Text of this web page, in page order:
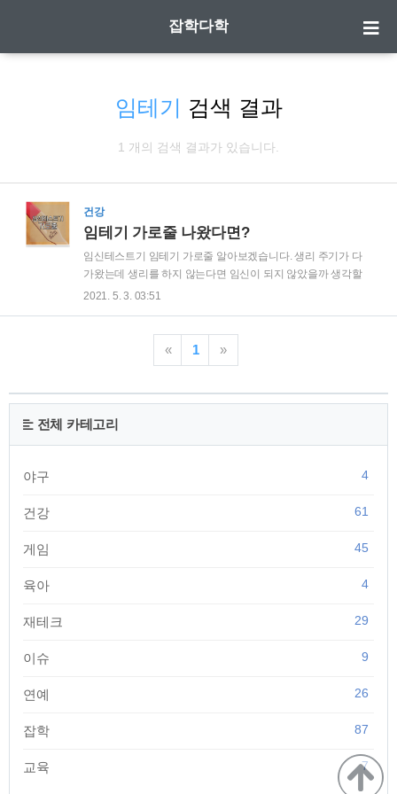
잡학다학
임테기 검색 결과
1 개의 검색 결과가 있습니다.
건강
임테기 가로줄 나왔다면?
임신테스트기 임테기 가로줄 알아보겠습니다. 생리 주기가 다
가왔는데 생리를 하지 않는다면 임신이 되지 않았을까 생각할
때가 있습니다. 그래서 임신테스트기를 사서 줄이 나오는 것을
용방법 임신테스트기는 두가지 종류가 있습니다. 얼리와 일반
임테기 입니다. 얼리 임신테스트기는 관계 후 10일, 일반 임신테
되어 있습니다. 임테기 구매 링크 : https://coupa.ng/bYP90A 동
아제약 굿뉴스 임신테스트기 COUPANG www.coupang.com
“파트너스 활동을 통해 일정액의 수수료를 제공받을 수 있음" 궁
2021. 5. 3. 03:51
« 1 »
전체 카테고리
야구 4
건강 61
게임 45
육아 4
재테크 29
이슈 9
연예 26
잡학 87
교육 7